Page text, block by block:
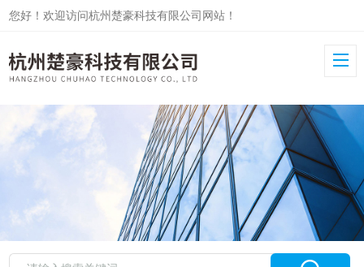
您好！欢迎访问杭州楚豪科技有限公司网站！